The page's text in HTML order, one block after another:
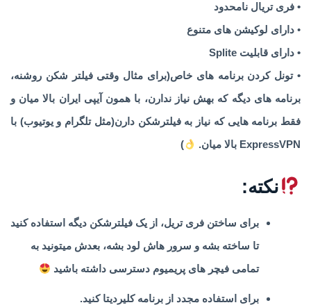
• فری تریال نامحدود
• دارای لوکیشن های متنوع
• دارای قابلیت Splite
• تونل کردن برنامه های خاص(برای مثال وقتی فیلتر شکن روشنه،
برنامه های دیگه که بهش نیاز ندارن، با همون آیپی ایران بالا میان و
فقط برنامه هایی که نیاز به فیلترشکن دارن(مثل تلگرام و یوتیوب) با
ExpressVPN بالا میان.
)
نکته:
برای ساختن فری تریل، از یک فیلترشکن دیگه استفاده کنید
تا ساخته بشه و سرور هاش لود بشه، بعدش میتونید به
تمامی فیچر های پریمیوم دسترسی داشته باشید
برای استفاده مجدد از برنامه کلیردیتا کنید.